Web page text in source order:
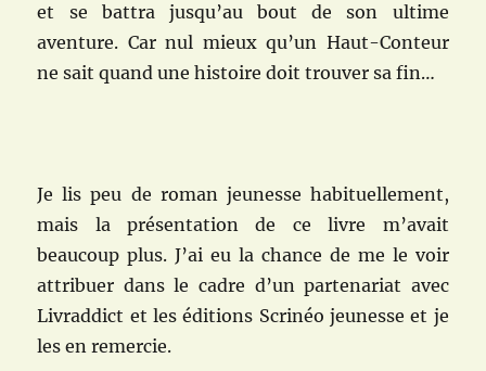
et se battra jusqu’au bout de son ultime
aventure. Car nul mieux qu’un Haut-Conteur
ne sait quand une histoire doit trouver sa fin…
Je lis peu de roman jeunesse habituellement,
mais la présentation de ce livre m’avait
beaucoup plus. J’ai eu la chance de me le voir
attribuer dans le cadre d’un partenariat avec
Livraddict et les éditions Scrinéo jeunesse et je
les en remercie.